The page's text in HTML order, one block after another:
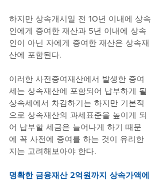
하지만 상속개시일 전 10년 이내에 상속
인에게 증여한 재산과 5년 이내에 상속
인이 아닌 자에게 증여한 재산은 상속재
산에 포함된다.
이러한 사전증여재산에서 발생한 증여
세는 상속재산에 포함되어 납부하게 될
상속세에서 차감하기는 하지만 기본적
으로 상속재산의 과세표준을 높이게 되
어 납부할 세금은 늘어나게 하기 때문
에 꼭 사전에 증여를 하는 것이 유리한
지는 고려해보아야 한다.
명확한 금융재산 2억원까지 상속가액에